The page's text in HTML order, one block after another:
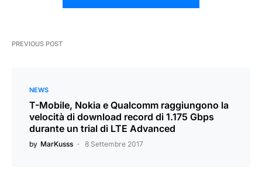
PREVIOUS POST
NEWS
T-Mobile, Nokia e Qualcomm raggiungono la
velocità di download record di 1.175 Gbps
durante un trial di LTE Advanced
by MarKusss 8 Settembre 2017